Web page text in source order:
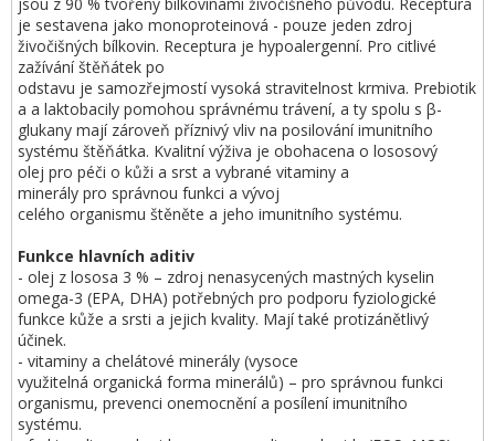
je sestavena jako monoproteinová - pouze jeden zdroj
živočišných bílkovin. Receptura je hypoalergenní. Pro citlivé
zažívání štěňátek po
odstavu je samozřejmostí vysoká stravitelnost krmiva. Prebiotik
a a laktobacily pomohou správnému trávení, a ty spolu s β-
glukany mají zároveň příznivý vliv na posilování imunitního
systému štěňátka. Kvalitní výživa je obohacena o lososový
olej pro péči o kůži a srst a vybrané vitaminy a
minerály pro správnou funkci a vývoj
celého organismu štěněte a jeho imunitního systému.
Funkce hlavních aditiv
- olej z lososa 3 % – zdroj nenasycených mastných kyselin
omega-3 (EPA, DHA) potřebných pro podporu fyziologické
funkce kůže a srsti a jejich kvality. Mají také protizánětlivý
účinek.
- vitaminy a chelátové minerály (vysoce
využitelná organická forma minerálů) – pro správnou funkci
organismu, prevenci onemocnění a posílení imunitního
systému.